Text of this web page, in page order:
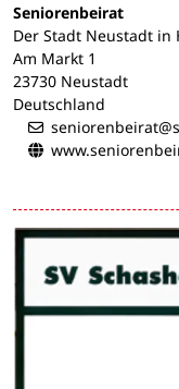
Seniorenbeirat
Der Stadt Neustadt in
Am Markt 1
23730 Neustadt
Deutschland